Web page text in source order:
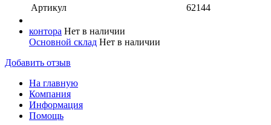
Артикул
62144
контора Нет в наличии
Основной склад Нет в наличии
Добавить отзыв
На главную
Компания
Информация
Помощь